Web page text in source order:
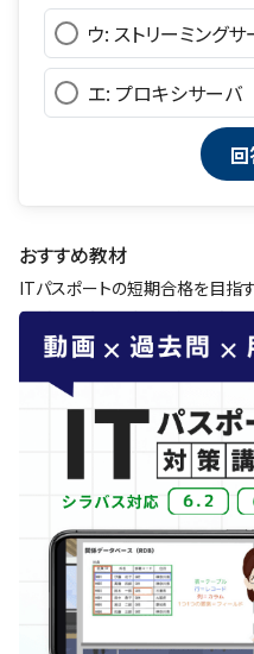
ウ: ストリーミング
エ: プロキシサーバ
おすすめ教材
ITパスポートの短期合格を目指